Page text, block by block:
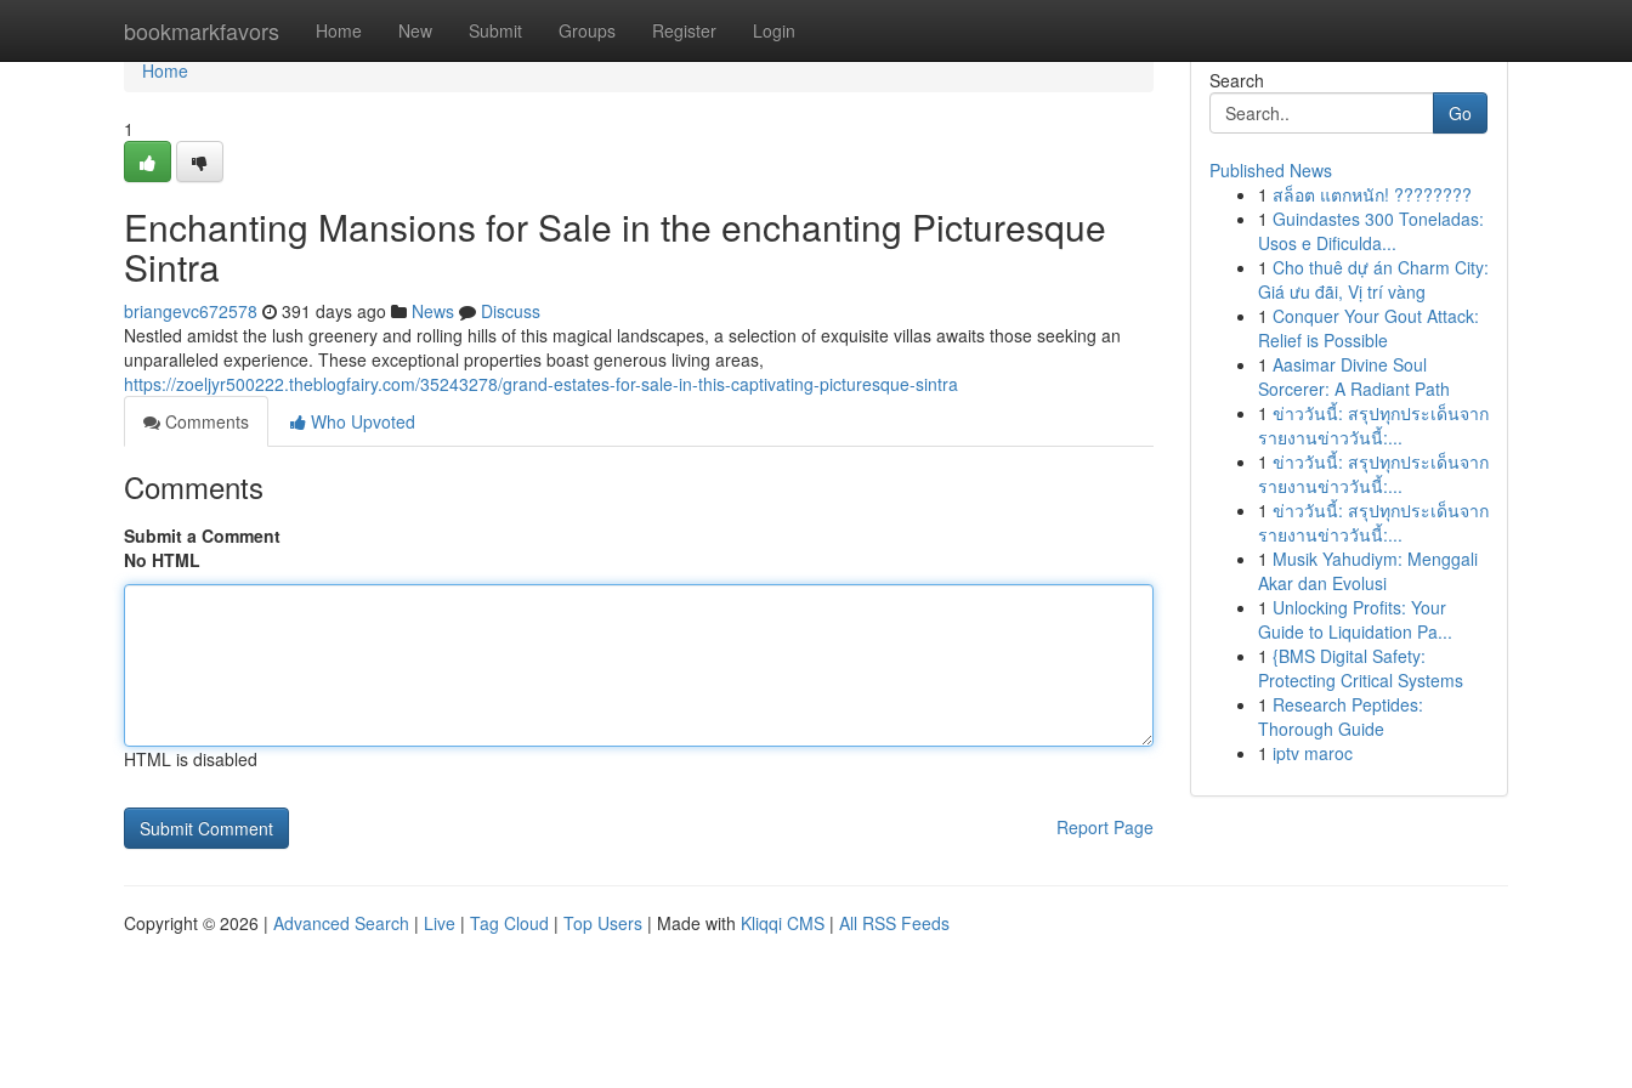
bookmarkfavors Home New Submit Groups Register Login
Home
Home
1
Enchanting Mansions for Sale in the enchanting Picturesque
Sintra
briangevc672578 391 days ago News
Discuss
Nestled amidst the lush greenery and rolling hills of this magical landscapes, a selection of exquisite villas awaits those seeking an
unparalleled experience. These exceptional properties boast generous living areas,
https://zoeljyr500222.theblogfairy.com/35243278/grand-estates-for-sale-in-this-captivating-picturesque-sintra
Comments
Who Upvoted
Comments
Submit a Comment
No HTML
HTML is disabled
Report Page
Search
Go
Published News
1 สล็อต แตกหนัก! ????????
1 Guindastes 300 Toneladas:
Usos e Dificulda...
1 Cho thuê dự án Charm City:
Giá ưu đãi, Vị trí vàng
1 Conquer Your Gout Attack:
Relief is Possible
1 Aasimar Divine Soul
Sorcerer: A Radiant Path
1 ข่าววันนี้: สรุปทุกประเด็นจาก
รายงานข่าววันนี้:...
1 ข่าววันนี้: สรุปทุกประเด็นจาก
รายงานข่าววันนี้:...
1 ข่าววันนี้: สรุปทุกประเด็นจาก
รายงานข่าววันนี้:...
1 Musik Yahudiym: Menggali
Akar dan Evolusi
1 Unlocking Profits: Your
Guide to Liquidation Pa...
1 {BMS Digital Safety:
Protecting Critical Systems
1 Research Peptides:
Thorough Guide
1 iptv maroc
Copyright © 2026 | Advanced Search | Live | Tag Cloud | Top Users | Made with Kliqqi CMS | All RSS Feeds